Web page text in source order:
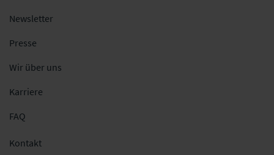
Newsletter
Presse
Wir über uns
Karriere
FAQ
Kontakt